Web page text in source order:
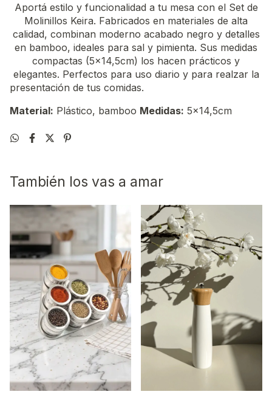
Aportá estilo y funcionalidad a tu mesa con el Set de
Molinillos Keira. Fabricados en materiales de alta
calidad, combinan moderno acabado negro y detalles
en bamboo, ideales para sal y pimienta. Sus medidas
compactas (5x14,5cm) los hacen prácticos y
elegantes. Perfectos para uso diario y para realzar la
presentación de tus comidas.
Material: Plástico, bamboo Medidas: 5x14,5cm
También los vas a amar